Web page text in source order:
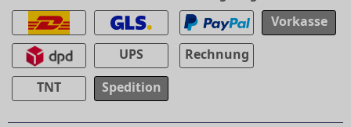
UPS
TNT
Spedition
Vorkasse
Rechnung